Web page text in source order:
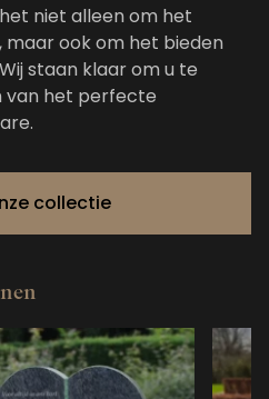
niet alleen om het
ook om het bieden
staan klaar om u te
van het perfecte
collectie